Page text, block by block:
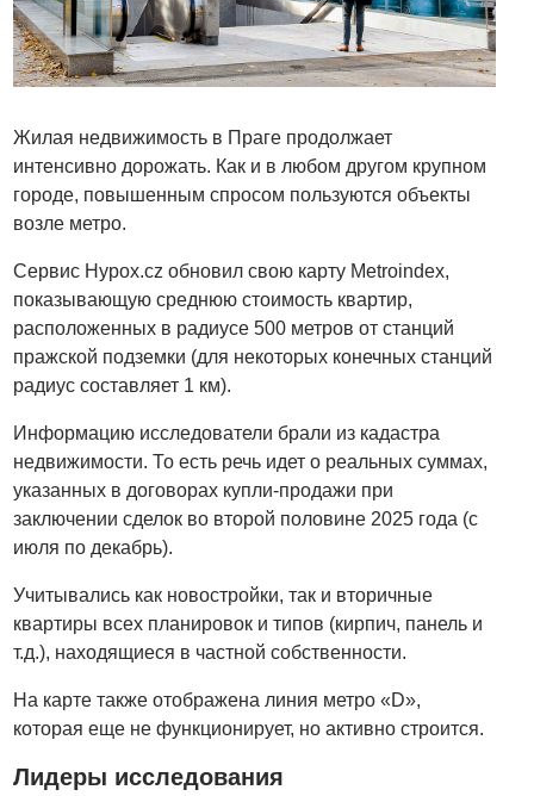
Жилая недвижимость в Праге продолжает
интенсивно дорожать. Как и в любом другом крупном
городе, повышенным спросом пользуются объекты
возле метро.
Сервис Hypox.cz обновил свою карту Metroindex,
показывающую среднюю стоимость квартир,
расположенных в радиусе 500 метров от станций
пражской подземки (для некоторых конечных станций
радиус составляет 1 км).
Информацию исследователи брали из кадастра
недвижимости. То есть речь идет о реальных суммах,
указанных в договорах купли-продажи при
заключении сделок во второй половине 2025 года (с
июля по декабрь).
Учитывались как новостройки, так и вторичные
квартиры всех планировок и типов (кирпич, панель и
т.д.), находящиеся в частной собственности.
На карте также отображена линия метро «D»,
которая еще не функционирует, но активно строится.
Лидеры исследования